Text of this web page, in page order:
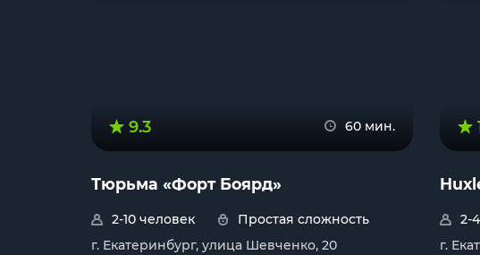
9.3 60 мин.
Тюрьма «Форт Боярд»
2-10 человек
Простая сложность
г. Екатеринбург, улица Шевченко, 20
2-
г.